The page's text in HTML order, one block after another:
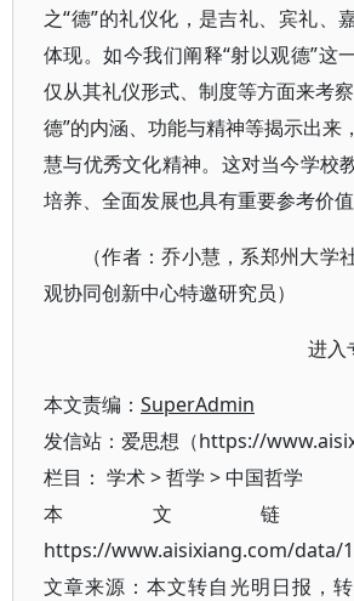
之“德”的礼仪化，是吉礼、宾礼、
体现。如今我们阐释“射以观德”这
仅从其礼仪形式、制度等方面来考
德”的内涵、功能与精神等揭示出来
慧与优秀文化精神。这对当今学校
培养、全面发展也具有重要参考价值
（作者：乔小慧，系郑州大学
观协同创新中心特邀研究员）
进入
本文责编： SuperAdmin
发信站：爱思想（https://
栏目： 学术>哲学 >中国哲学
本文链
https://www.aisixiang.com/data/
文章来源：本文转自光明日报，